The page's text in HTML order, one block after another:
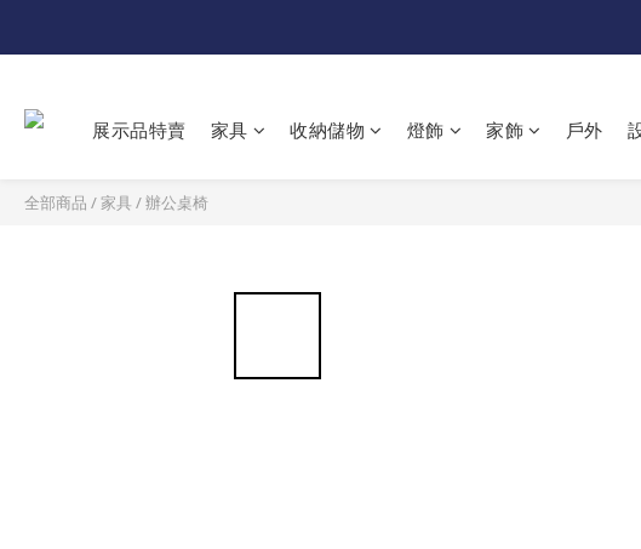
受國
展示品特賣 家具 收納儲物 燈飾 家飾 戶外
全部商品 /家具 /辦公桌椅